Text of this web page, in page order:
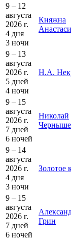
9 – 12
августа
2026 г.
4 дня
3 ночи
Княжна
9 – 13
августа
2026 г.
5 дней
4 ночи
Н.А.
9 – 15
августа
2026 г.
7 дней
6 ночей
Николай
9 – 14
августа
2026 г.
4 дня
3 ночи
Золотое
9 – 15
августа
2026 г.
7 дней
6 ночей
Грин